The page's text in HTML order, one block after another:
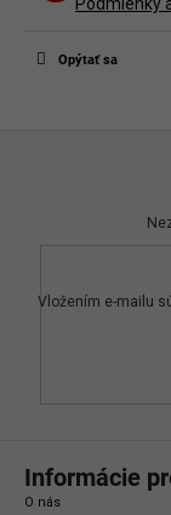
Opýtať sa
sa
alebo sa
Vložením e-mailu
Informácie
O nás